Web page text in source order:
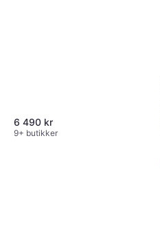
6 490 kr
9+ butikker